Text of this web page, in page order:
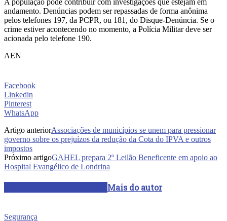
andamento. Denúncias podem ser repassadas de forma anônima
pelos telefones 197, da PCPR, ou 181, do Disque-Denúncia. Se o
crime estiver acontecendo no momento, a Polícia Militar deve ser
acionada pelo telefone 190.
AEN
Facebook
Linkedin
Pinterest
WhatsApp
Artigo anteriorAssociações de municípios se unem para pressionar
governo sobre os prejuízos da redução da Cota do IPVA e outros
impostos
Próximo artigoGAHEL prepara 2º Leilão Beneficente em apoio ao
Hospital Evangélico de Londrina
Mais do autor
Segurança